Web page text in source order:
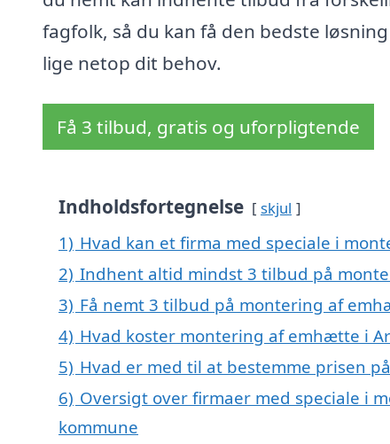
fagfolk, så du kan få den bedste
lige netop dit behov.
Få 3 tilbud, gratis og uforpligtende
Indholdsfortegnelse skjul
1) Hvad kan et firma med speciale i
2) Indhent altid mindst 3 tilbud på
3) Få nemt 3 tilbud på montering af
4) Hvad koster montering af emhætte i
5) Hvad er med til at bestemme prisen
6) Oversigt over firmaer med speciale i
kommune